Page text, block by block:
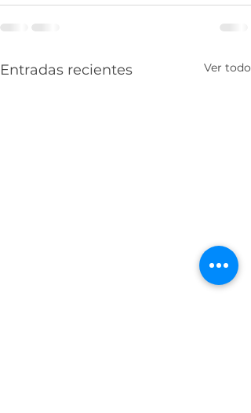
Entradas recientes Ver todo